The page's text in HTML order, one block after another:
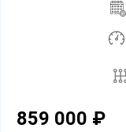
859 000 ₽